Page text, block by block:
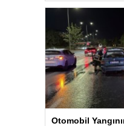
Otomobil